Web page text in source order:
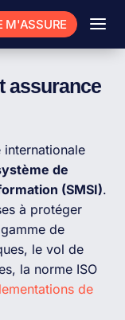
M'ASSURE a
assurance
internationale
de
(SMSI).
à protéger
de
le vol de
la norme ISO
de